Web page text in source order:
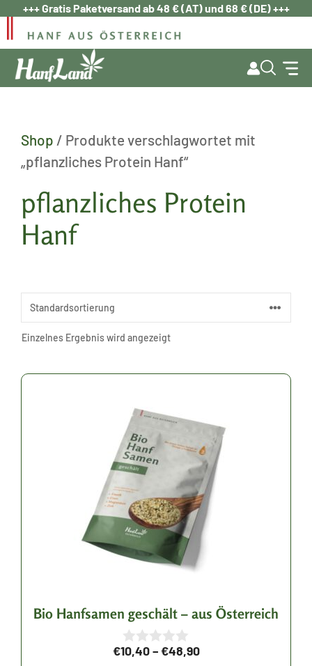
Zum
Inhalt
springen
+++ Gratis Paketversand ab 48 € (AT) und 68 € (DE) +++
Shop / Produkte verschlagwortet mit
„pflanzliches Protein Hanf“
pflanzliches Protein
Hanf
Einzelnes Ergebnis wird angezeigt
Bio Hanfsamen geschält – aus Österreich
0
€10,40 –€48,90Preisspanne:
Optionen
der